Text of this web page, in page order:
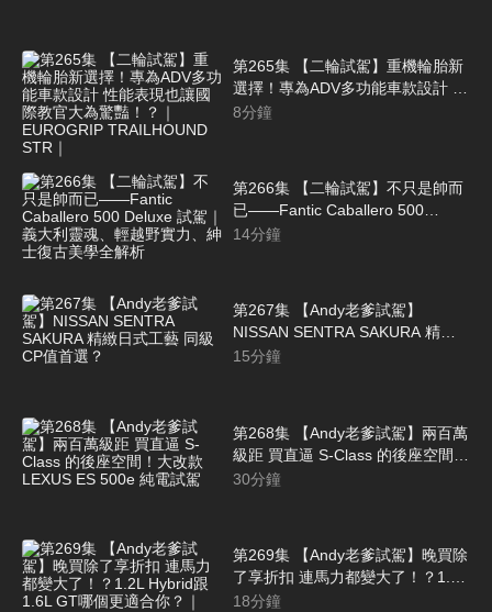
第265集 【二輪試駕】重機輪胎新
選擇！專為ADV多功能車款設計 性
能表現也讓國際教官大為驚豔！？
8分鐘
第266集 【二輪試駕】不只是帥而
已——Fantic Caballero 500
Deluxe 試駕｜義大利靈魂、輕越野
14分鐘
第267集 【Andy老爹試駕】
NISSAN SENTRA SAKURA 精緻
日式工藝 同級CP值首選？
15分鐘
第268集 【Andy老爹試駕】兩百萬
級距 買直逼 S-Class 的後座空間！
大改款 LEXUS ES 500e 純電試駕
30分鐘
第269集 【Andy老爹試駕】晚買除
了享折扣 連馬力都變大了！？1.2L
Hybrid跟1.6L GT哪個更適合你？
18分鐘